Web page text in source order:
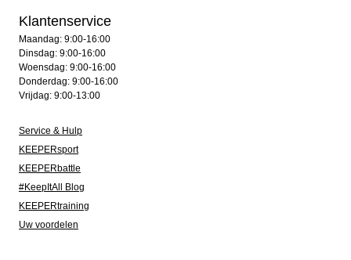
Klantenservice
Maandag: 9:00-16:00
Dinsdag: 9:00-16:00
Woensdag: 9:00-16:00
Donderdag: 9:00-16:00
Vrijdag: 9:00-13:00
Service & Hulp
KEEPERsport
KEEPERbattle
#KeepItAll Blog
KEEPERtraining
Uw voordelen